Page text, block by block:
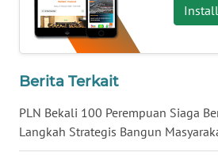
Berita Terkait
PLN Bekali 100 Perempuan Siaga
Langkah Strategis Bangun
NTB
WN
WN
SULBAR